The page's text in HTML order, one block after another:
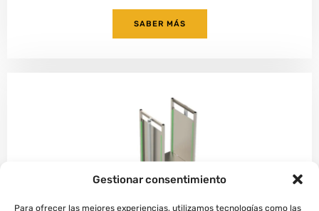
Gestionar consentimiento
Para ofrecer las mejores experiencias, utilizamos tecnologías como las
SABER MÁS